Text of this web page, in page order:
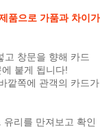
품으로 가품과 차이가
고 창문을 향해 카드
붙게 됩니다!
깥쪽에 관객의 카드가
리를 만져보고 확인